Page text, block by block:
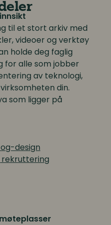
til et stort arkiv med
videoer og verktøy
holde deg faglig
alle som jobber
av teknologi,
din.
som ligger på
design
rekruttering